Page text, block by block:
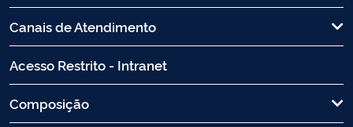
Canais de Atendimento
Acesso Restrito - Intranet
Composição